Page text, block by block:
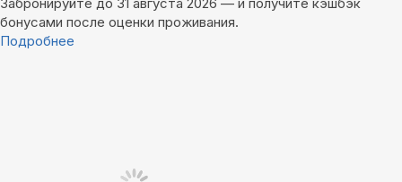
бонусами после оценки проживания.
Подробнее